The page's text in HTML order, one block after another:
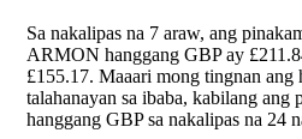
Sa nakalipas na 7 araw, ang
ARMON hanggang GBP ay
£155.17. Maaari mong tingnan ang
talahanayan sa ibaba, kabilang
hanggang GBP sa nakalipas na 24